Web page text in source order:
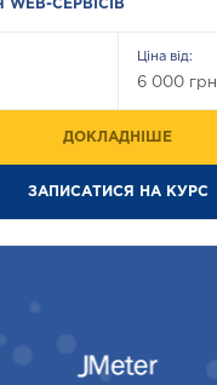
СЕРВІСІВ
Ціна від:
6 000 грн
ДОКЛАДНІШЕ
ЗАПИСАТИСЯ НА КУРС